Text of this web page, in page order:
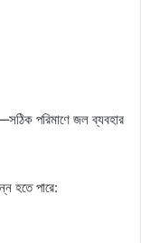
পরিমাণে জল ব্যবহার
হতে পারে: